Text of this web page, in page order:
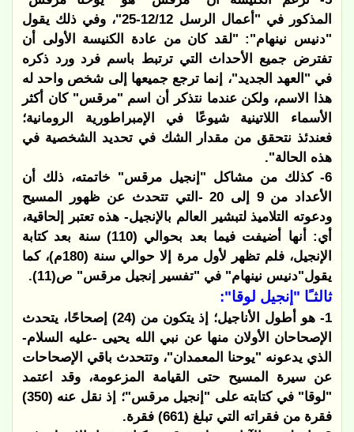
المذكور في "أعمال الرسل 12/12-25"، وفي ذلك يقول
"دنيس نينهام": "لقد كان من عادة الكنيسة الأولى أن
تفترض جميع الأحداث التي ترتبط باسم فرد ورد ذكره
في "العهد الجديد"، إنما ترجع جميعها إلى شخص واحد له
هذا الاسم، ولكن عندما نتذكر أن اسم "مرقس" كان أكثر
الأسماء اللاتينية شيوعًا في الإمبراطورية الرومانية؛
فعندئذ نتحقق من مقدار الشك في تحديد الشخصية في
هذه الحالة".
6- كذلك من مشاكل "إنجيل مرقس" خاتمته، ذلك أن
الأعداد من 9 إلى 20 -التي تتحدث عن ظهور المسيح
ودعوته التلاميذ لتبشير العالم بالإنجيل- هذه تعتبر إلحاقية،
أي: أنها أضيفت فيما بعد بحوالي (110) سنة بعد كتابة
الإنجيل، فلم تظهر لأول مرة إلا حوالي سنة (180م)، كما
يقول"دنيس نينهام" في "تفسير إنجيل مرقس" ص(11).
ثالثـًا "إنجيل لوقا":
1- هو أطول الأناجيل؛ إذ يتكون من (24) إصحاحًا، يتحدث
الإصحاحان الأولان منها عن نبي الله يحيى -عليه السلام-
الذي يدعونه "يوحنا المعمدان"، وتتحدث باقي الإصحاحات
عن سيرة المسيح حتى القيامة المزعومة، وقد اعتمد
"لوقا" في كتابته على "إنجيل مرقس"؛ إذ نقل عنه (350)
فقرة من فقراته التي تبلغ (661) فقرة.